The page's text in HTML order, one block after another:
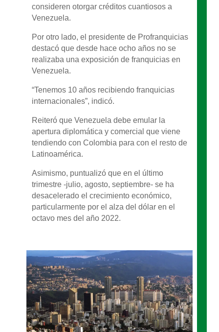
consideren otorgar créditos cuantiosos a
Venezuela.
Por otro lado, el presidente de Profranquicias
destacó que desde hace ocho años no se
realizaba una exposición de franquicias en
Venezuela.
“Tenemos 10 años recibiendo franquicias
internacionales”, indicó.
Reiteró que Venezuela debe emular la
apertura diplomática y comercial que viene
tendiendo con Colombia para con el resto de
Latinoamérica.
Asimismo, puntualizó que en el último
trimestre -julio, agosto, septiembre- se ha
desacelerado el crecimiento económico,
particularmente por el alza del dólar en el
octavo mes del año 2022.